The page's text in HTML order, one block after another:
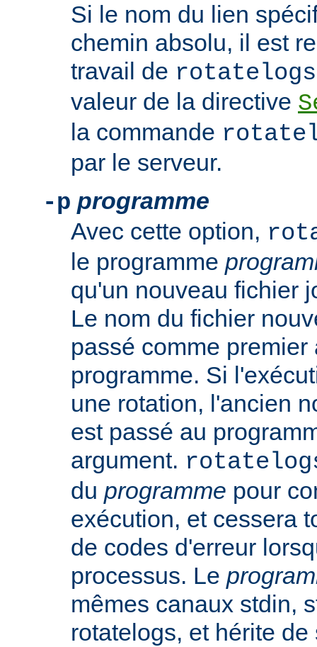
Si le nom du lien
chemin absolu, il est
travail de rotatelogs
valeur de la directive
la commande
par le serveur.
-p programme
Avec cette option,
le programme
qu'un nouveau fichier
Le nom du fichier
passé comme premier
programme. Si
une rotation, l'ancien
est passé au
argument.
du programme pour
exécution, et cessera
de codes d'erreur
processus. Le
mêmes canaux stdin,
rotatelogs, et hérite